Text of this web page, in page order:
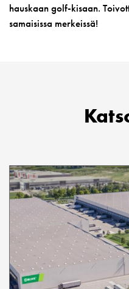
hauskaan golf-kisaan.
samaisissa merkeissä!